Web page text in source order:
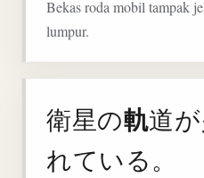
Bekas roda mobil tampak
lumpur.
衛星の軌道
れている。